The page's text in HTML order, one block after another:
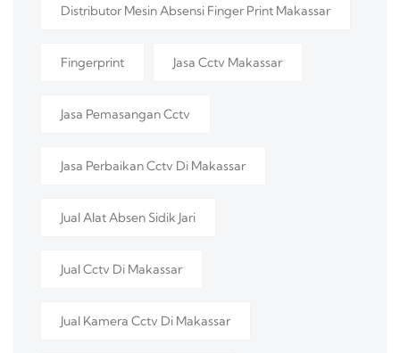
Distributor Mesin Absensi Finger Print Makassar
Fingerprint Jasa Cctv Makassar
Jasa Pemasangan Cctv
Jasa Perbaikan Cctv Di Makassar
Jual Alat Absen Sidik Jari
Jual Cctv Di Makassar
Jual Kamera Cctv Di Makassar